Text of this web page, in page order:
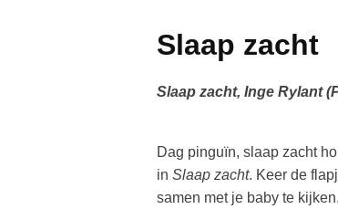
Slaap zacht
Slaap zacht, Inge Rylant
Dag pinguïn, slaap zacht
in Slaap zacht. Keer de
samen met je baby te